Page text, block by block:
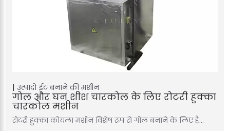
उत्पादों ईट बनाने की मशीन
गोल और घन शीश चारकोल के लिए रोटरी हुक्का
चारकोल मशीन
रोटरी हुक्का कोयला मशीन विशेष रूप से गोल बनाने के लिए है…